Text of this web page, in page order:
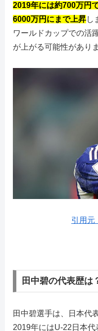
2019年には約700万円
6000万円にまで上昇し
ワールドカップでの活
が上がる可能性があり
引用元
田中碧の代表歴は
田中碧選手は、日本代
2019年にはU-22日本